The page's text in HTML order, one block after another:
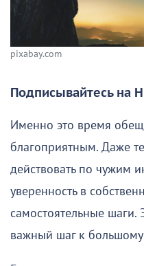
pixabay.com
Подписывайтесь на
Именно это время
благоприятным. Даже
действовать по чужим
уверенность в
самостоятельные шаги.
важный шаг к большому